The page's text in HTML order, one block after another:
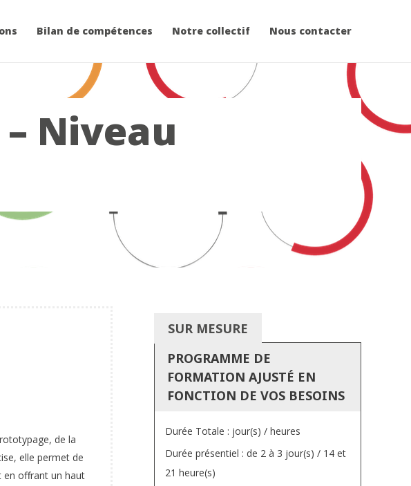
Bilan de compétences Notre collectif Nous contacter
Niveau
de la
elle permet de
en offrant un haut
SUR MESURE
PROGRAMME DE
FORMATION AJUSTÉ EN
FONCTION DE VOS BESOINS
Durée Totale : jour(s) / heures
Durée présentiel : de 2 à 3 jour(s) / 14 et
21 heure(s)